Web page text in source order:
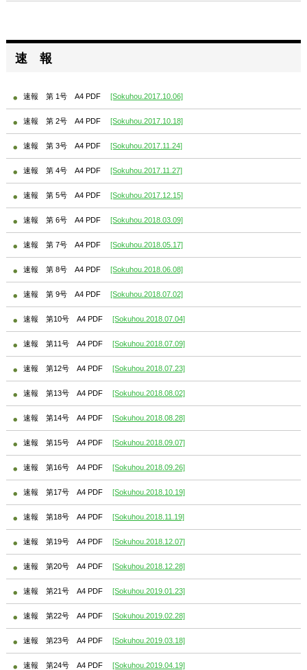
速 報
速報 第 1号 A4 PDF [Sokuhou.2017.10.06]
速報 第 2号 A4 PDF [Sokuhou.2017.10.18]
速報 第 3号 A4 PDF [Sokuhou.2017.11.24]
速報 第 4号 A4 PDF [Sokuhou.2017.11.27]
速報 第 5号 A4 PDF [Sokuhou.2017.12.15]
速報 第 6号 A4 PDF [Sokuhou.2018.03.09]
速報 第 7号 A4 PDF [Sokuhou.2018.05.17]
速報 第 8号 A4 PDF [Sokuhou.2018.06.08]
速報 第 9号 A4 PDF [Sokuhou.2018.07.02]
速報 第10号 A4 PDF [Sokuhou.2018.07.04]
速報 第11号 A4 PDF [Sokuhou.2018.07.09]
速報 第12号 A4 PDF [Sokuhou.2018.07.23]
速報 第13号 A4 PDF [Sokuhou.2018.08.02]
速報 第14号 A4 PDF [Sokuhou.2018.08.28]
速報 第15号 A4 PDF [Sokuhou.2018.09.07]
速報 第16号 A4 PDF [Sokuhou.2018.09.26]
速報 第17号 A4 PDF [Sokuhou.2018.10.19]
速報 第18号 A4 PDF [Sokuhou.2018.11.19]
速報 第19号 A4 PDF [Sokuhou.2018.12.07]
速報 第20号 A4 PDF [Sokuhou.2018.12.28]
速報 第21号 A4 PDF [Sokuhou.2019.01.23]
速報 第22号 A4 PDF [Sokuhou.2019.02.28]
速報 第23号 A4 PDF [Sokuhou.2019.03.18]
速報 第24号 A4 PDF [Sokuhou.2019.04.19]